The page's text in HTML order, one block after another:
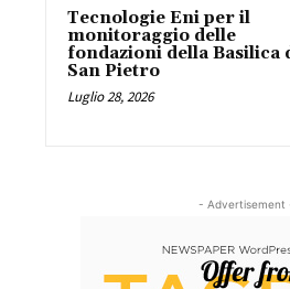
Tecnologie Eni per il
monitoraggio delle
fondazioni della Basilica
San Pietro
Luglio 28, 2026
- Advertisement